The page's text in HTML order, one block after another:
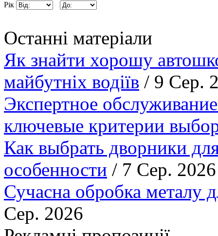
Рік
Останні матеріали
Як знайти хорошу
майбутніх водіїв / 9 Сер.
Экспертное
ключевые критерии
Как выбрать дворники
особенности / 7 Сер. 2026
Сучасна обробка металу
Сер. 2026